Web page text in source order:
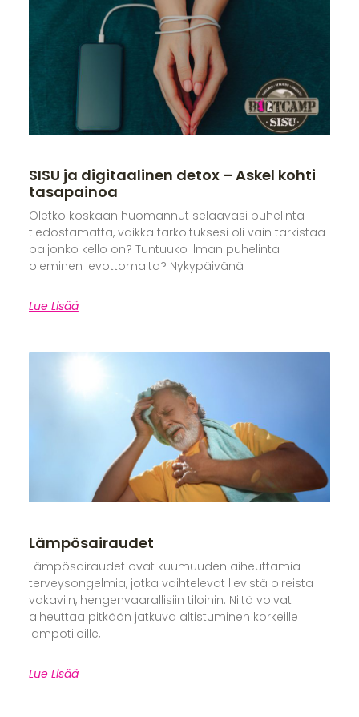
SISU ja digitaalinen detox – Askel kohti
tasapainoa
Oletko koskaan huomannut selaavasi puhelinta
tiedostamatta, vaikka tarkoituksesi oli vain tarkistaa
paljonko kello on? Tuntuuko ilman puhelinta
oleminen levottomalta? Nykypäivänä
Lue Lisää
Lämpösairaudet
Lämpösairaudet ovat kuumuuden aiheuttamia
terveysongelmia, jotka vaihtelevat lievistä oireista
vakaviin, hengenvaarallisiin tiloihin. Niitä voivat
aiheuttaa pitkään jatkuva altistuminen korkeille
lämpötiloille,
Lue Lisää